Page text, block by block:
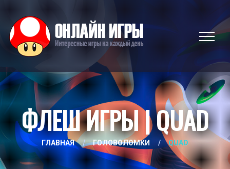
ФЛЕШ ИГРЫ | QUAD
ГЛАВНАЯ / ГОЛОВОЛОМКИ / QUAD